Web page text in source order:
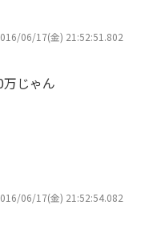
06/17(金) 21:52:51.802
じゃん
06/17(金) 21:52:54.082